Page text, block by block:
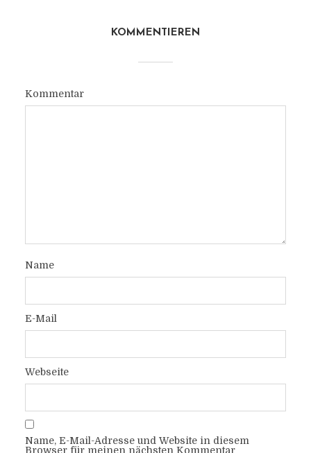
KOMMENTIEREN
Kommentar
Name
E-Mail
Webseite
Name, E-Mail-Adresse und Website in diesem
Browser für meinen nächsten Kommentar